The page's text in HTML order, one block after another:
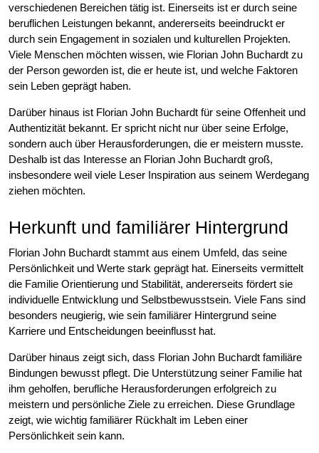
verschiedenen Bereichen tätig ist. Einerseits ist er durch seine
beruflichen Leistungen bekannt, andererseits beeindruckt er
durch sein Engagement in sozialen und kulturellen Projekten.
Viele Menschen möchten wissen, wie Florian John Buchardt zu
der Person geworden ist, die er heute ist, und welche Faktoren
sein Leben geprägt haben.
Darüber hinaus ist Florian John Buchardt für seine Offenheit und
Authentizität bekannt. Er spricht nicht nur über seine Erfolge,
sondern auch über Herausforderungen, die er meistern musste.
Deshalb ist das Interesse an Florian John Buchardt groß,
insbesondere weil viele Leser Inspiration aus seinem Werdegang
ziehen möchten.
Herkunft und familiärer Hintergrund
Florian John Buchardt stammt aus einem Umfeld, das seine
Persönlichkeit und Werte stark geprägt hat. Einerseits vermittelt
die Familie Orientierung und Stabilität, andererseits fördert sie
individuelle Entwicklung und Selbstbewusstsein. Viele Fans sind
besonders neugierig, wie sein familiärer Hintergrund seine
Karriere und Entscheidungen beeinflusst hat.
Darüber hinaus zeigt sich, dass Florian John Buchardt familiäre
Bindungen bewusst pflegt. Die Unterstützung seiner Familie hat
ihm geholfen, berufliche Herausforderungen erfolgreich zu
meistern und persönliche Ziele zu erreichen. Diese Grundlage
zeigt, wie wichtig familiärer Rückhalt im Leben einer
Persönlichkeit sein kann.